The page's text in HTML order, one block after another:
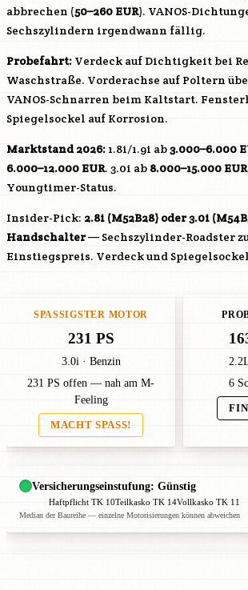
abbrechen (50–260 EUR). VANOS-
Sechszylindern irgendwann fällig.
Probefahrt: Verdeck auf Dichtigkeit bei
Waschstraße. Vorderachse auf Poltern
VANOS-Schnarren beim Kaltstart.
Spiegelsockel auf Korrosion.
Marktstand 2026: 1.8i/1.9i ab3.000–6.000
6.000–12.000 EUR. 3.0i ab 8.000–15.000 EUR
Youngtimer-Status.
Insider-Pick: 2.8i (M52B28) oder 3.0i (
Handschalter— Sechszylinder-Roadster
Einstiegspreis. Verdeck und
SPASSIGSTER MOTOR
231 PS
3.0i · Benzin
231 PS offen — nah am M-
Feeling
MACHT SPASS!
6
Versicherungseinstufung: Günstig
Haftpflicht TK 10Teilkasko TK 14Vollkasko TK 11
Median der Baureihe — einzelne Motorisierungen können abweichen